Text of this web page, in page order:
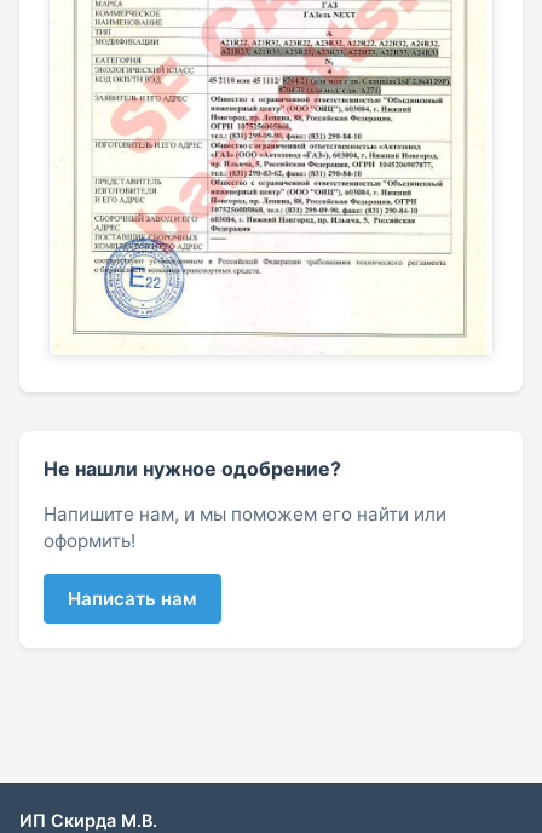
Не нашли нужное одобрение?
Напишите нам, и мы поможем его найти или
оформить!
Написать нам
ИП Скирда М.В.